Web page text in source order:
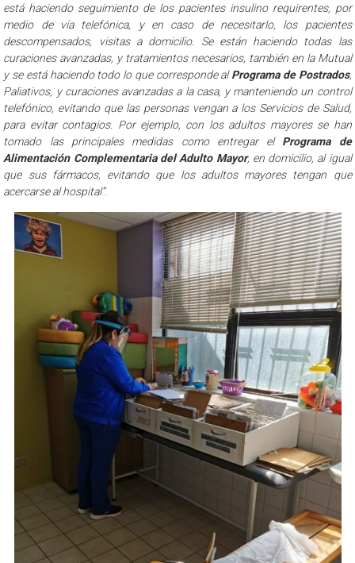
está haciendo seguimiento de los pacientes insulino requirentes, por
medio de vía telefónica, y en caso de necesitarlo, los pacientes
descompensados, visitas a domicilio. Se están haciendo todas las
curaciones avanzadas, y tratamientos necesarios, también en la Mutual
y se está haciendo todo lo que corresponde alPrograma de Postrados,
Paliativos, y curaciones avanzadas a la casa, y manteniendo un control
telefónico, evitando que las personas vengan a los Servicios de Salud,
para evitar contagios. Por ejemplo, con los adultos mayores se han
tomado las principales medidas como entregar el Programa de
Alimentación Complementaria del Adulto Mayor, en domicilio, al igual
que sus fármacos, evitando que los adultos mayores tengan que
acercarse al hospital”.